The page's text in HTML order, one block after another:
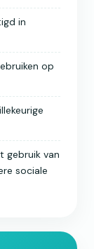
in
op
gebruik van
sociale